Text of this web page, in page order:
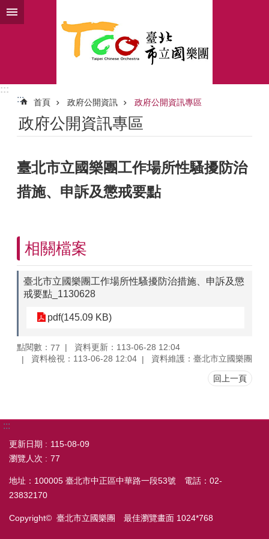
跳到主要內容區塊
:::
:::
首頁 政府公開資訊 政府公開資訊專區
政府公開資訊專區
臺北市立國樂團工作場所性騷擾防治
措施、申訴及懲戒要點
相關檔案
臺北市立國樂團工作場所性騷擾防治措施、申訴及懲
戒要點_1130628
pdf(145.09 KB)
點閱數： 77
資料更新：113-06-28 12:04
資料檢視：113-06-28 12:04
資料維護：臺北市立國樂團
回上一頁
:::
更新日期
115-08-09
瀏覽人次
77
地址：100005 臺北市中正區中華路一段53號 電話：02-
23832170
Copyright© 臺北市立國樂團 最佳瀏覽畫面 1024*768